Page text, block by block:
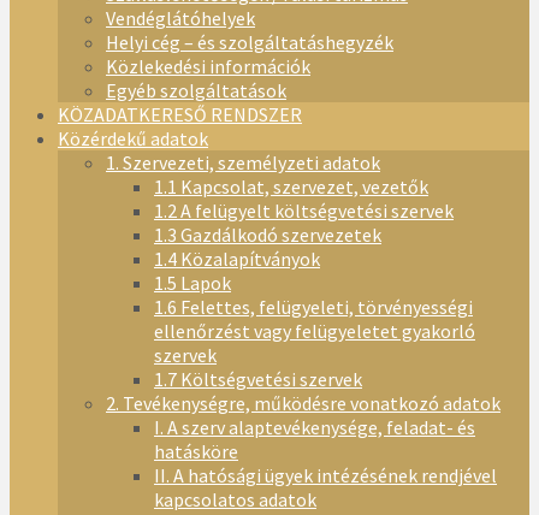
Vendéglátóhelyek
Helyi cég – és szolgáltatáshegyzék
Közlekedési információk
Egyéb szolgáltatások
KÖZADATKERESŐ RENDSZER
Közérdekű adatok
1. Szervezeti, személyzeti adatok
1.1 Kapcsolat, szervezet, vezetők
1.2 A felügyelt költségvetési szervek
1.3 Gazdálkodó szervezetek
1.4 Közalapítványok
1.5 Lapok
1.6 Felettes, felügyeleti, törvényességi
ellenőrzést vagy felügyeletet gyakorló
szervek
1.7 Költségvetési szervek
2. Tevékenységre, működésre vonatkozó adatok
I. A szerv alaptevékenysége, feladat- és
hatásköre
II. A hatósági ügyek intézésének rendjével
kapcsolatos adatok